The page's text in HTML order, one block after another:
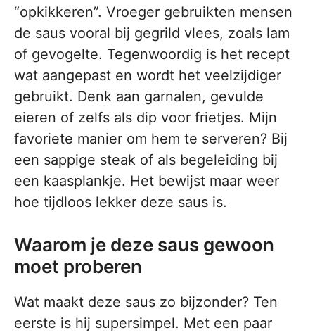
“opkikkeren”. Vroeger gebruikten mensen
de saus vooral bij gegrild vlees, zoals lam
of gevogelte. Tegenwoordig is het recept
wat aangepast en wordt het veelzijdiger
gebruikt. Denk aan garnalen, gevulde
eieren of zelfs als dip voor frietjes. Mijn
favoriete manier om hem te serveren? Bij
een sappige steak of als begeleiding bij
een kaasplankje. Het bewijst maar weer
hoe tijdloos lekker deze saus is.
Waarom je deze saus gewoon
moet proberen
Wat maakt deze saus zo bijzonder? Ten
eerste is hij supersimpel. Met een paar